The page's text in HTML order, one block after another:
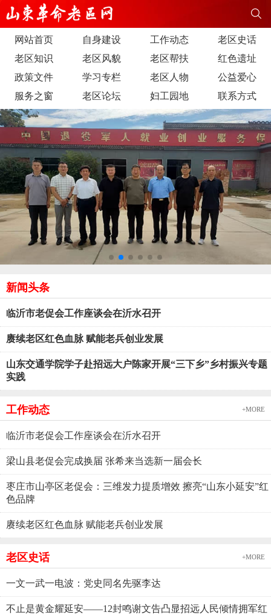
网站首页 自身建设 工作动态
老区史话
老区知识
老区风貌 老区帮扶
红色遗址
政策文件
学习专栏 老区人物
公益爱心
服务之窗
老区论坛 妇工园地 联系方式
新闻头条
临沂市老促会工作座谈会在沂水召开
赓续老区红色血脉 赋能老兵创业发展
山东交通学院学子赴招远大户陈家开展“三下乡”乡村振兴专题
实践
工作动态 +MORE
临沂市老促会工作座谈会在沂水召开
梁山县老促会完成换届 张希来当选新一届会长
枣庄市山亭区老促会：三维发力提质增效 擦亮“山东小延安”红
色品牌
赓续老区红色血脉 赋能老兵创业发展
老区史话 +MORE
一文一武一电波：党史同名先驱李达
不止是黄金耀延安——12封鸣谢文告凸显招远人民倾情拥军红